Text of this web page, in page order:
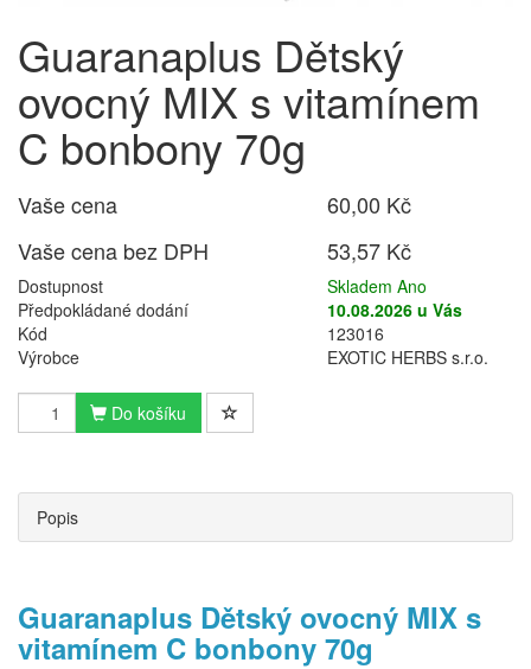
Guaranaplus Dětský
ovocný MIX s vitamínem
C bonbony 70g
Vaše cena
60,00 Kč
Vaše cena bez DPH
53,57 Kč
Dostupnost
Skladem Ano
Předpokládané dodání
10.08.2026 u Vás
Kód
123016
Výrobce
EXOTIC HERBS s.r.o.
Do košíku
Popis
Guaranaplus Dětský ovocný MIX s
vitamínem C bonbony 70g